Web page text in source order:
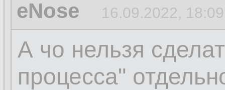
eNose 16.09.2022,
А чо нельзя
процесса"